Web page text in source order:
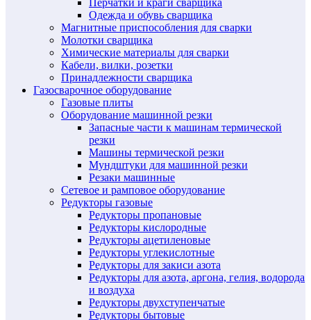
Перчатки и краги сварщика
Одежда и обувь сварщика
Магнитные приспособления для сварки
Молотки сварщика
Химические материалы для сварки
Кабели, вилки, розетки
Принадлежности сварщика
Газосварочное оборудование
Газовые плиты
Оборудование машинной резки
Запасные части к машинам термической
резки
Машины термической резки
Мундштуки для машинной резки
Резаки машинные
Сетевое и рамповое оборудование
Редукторы газовые
Редукторы пропановые
Редукторы кислородные
Редукторы ацетиленовые
Редукторы углекислотные
Редукторы для закиси азота
Редукторы для азота, аргона, гелия, водорода
и воздуха
Редукторы двухступенчатые
Редукторы бытовые